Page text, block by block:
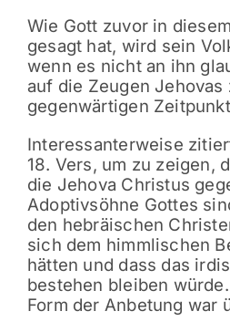
Wie Gott zuvor in
gesagt hat, wird sein
wenn es nicht an ihn
auf die Zeugen Jehovas
gegenwärtigen
Interessanterweise
18. Vers, um zu zeigen,
die Jehova Christus
Adoptivsöhne Gottes
den hebräischen
sich dem himmlischen
hätten und dass das
bestehen bleiben
Form der Anbetung war